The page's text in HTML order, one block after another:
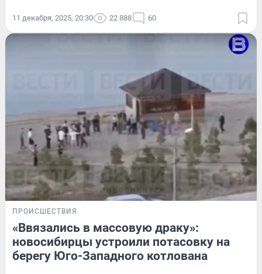
11 декабря, 2025, 20:30 22 888 60
ПРОИСШЕСТВИЯ
«Ввязались в массовую драку»:
новосибирцы устроили потасовку на
берегу Юго-Западного котлована